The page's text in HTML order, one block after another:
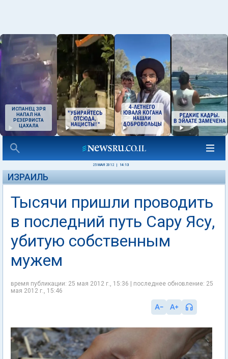
ИСПАНЕЦ ЗРЯ
НАПАЛ НА
РЕЗЕРВИСТА
ЦАХАЛА
25 МАЯ 2012 14:13
ИЗРАИЛЬ
Тысячи пришли проводить
в последний путь Сару Ясу,
убитую собственным
мужем
время публикации: 25 мая 2012 г., 15:36 | последнее обновление: 25
мая 2012 г., 15:46